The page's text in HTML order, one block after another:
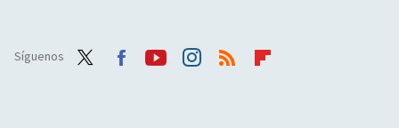
Síguenos